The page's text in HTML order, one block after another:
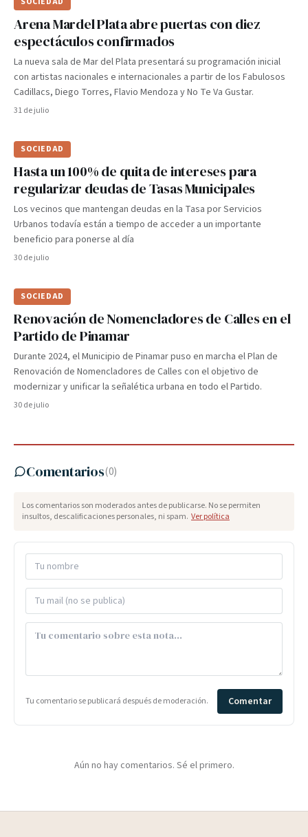
Arena Mardel Plata abre puertas con diez
espectáculos confirmados
La nueva sala de Mar del Plata presentará su programación inicial
con artistas nacionales e internacionales a partir de los Fabulosos
Cadillacs, Diego Torres, Flavio Mendoza y No Te Va Gustar.
31 de julio
SOCIEDAD
Hasta un 100% de quita de intereses para
regularizar deudas de Tasas Municipales
Los vecinos que mantengan deudas en la Tasa por Servicios
Urbanos todavía están a tiempo de acceder a un importante
beneficio para ponerse al día
30 de julio
SOCIEDAD
Renovación de Nomencladores de Calles en el
Partido de Pinamar
Durante 2024, el Municipio de Pinamar puso en marcha el Plan de
Renovación de Nomencladores de Calles con el objetivo de
modernizar y unificar la señalética urbana en todo el Partido.
30 de julio
Comentarios(0)
Los comentarios son moderados antes de publicarse. No se permiten
insultos, descalificaciones personales, ni spam. Ver política
Tu comentario se publicará después de moderación. Comentar
Aún no hay comentarios. Sé el primero.